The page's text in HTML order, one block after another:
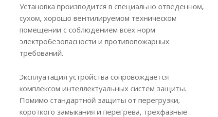
Установка производится в специально отведенном,
сухом, хорошо вентилируемом техническом
помещении с соблюдением всех норм
электробезопасности и противопожарных
требований.
Эксплуатация устройства сопровождается
комплексом интеллектуальных систем защиты.
Помимо стандартной защиты от перегрузки,
короткого замыкания и перегрева, трехфазные